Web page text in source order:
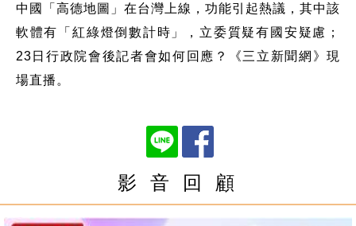
中國「高德地圖」在台灣上線，功能引起熱議，其中該
軟體有「紅綠燈倒數計時」，立委質疑有國安疑慮；
23日行政院會後記者會如何回應？《三立新聞網》現
場直播。
影 音 回 顧